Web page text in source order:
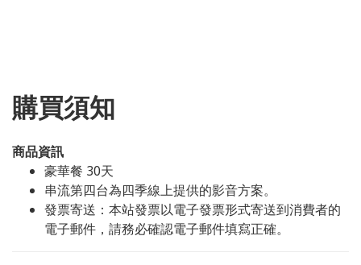
購買須知
商品資訊
豪華餐 30天
串流第四台為四季線上提供的影音方案。
發票寄送：本站發票以電子發票形式寄送到消費者的
電子郵件，請務必確認電子郵件填寫正確。